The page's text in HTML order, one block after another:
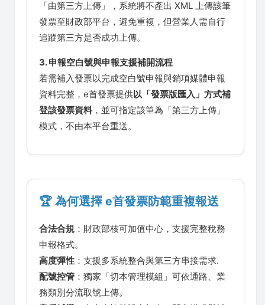
「由第三方上傳」，系統將不產出 XML 上傳該筆
發票至財政部平台，避免重複，但營業人需自行
追蹤第三方是否成功上傳。
3. 申報空白號與申報支援補開流程
若需補入發票以完成空白號申報與銷項媒體申報
資料完整，e首發票提供以「發票版匯入」方式補
登該發票資料 ，並可指定該筆為「第三方上傳」
模式，不由本平台重送。
🏆 為何選擇 e首發票防範重複報送
合法合規 ：財政部核可加值中心，支援完整稅務
申報格式。
高度彈性 ：支援多系統整合與第三方串接需求.
配號控管 ：獨家「切本管理模組」可依通路、業
務類別分流取號上傳。